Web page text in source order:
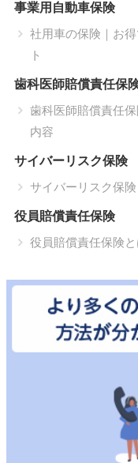
事業用自動車保険
社用車の保険｜お
ト
歯科医師賠償責任保
歯科医師賠償責任
内容
サイバーリスク保険
サイバーリスク保
役員賠償責任保険
役員賠償責任保険